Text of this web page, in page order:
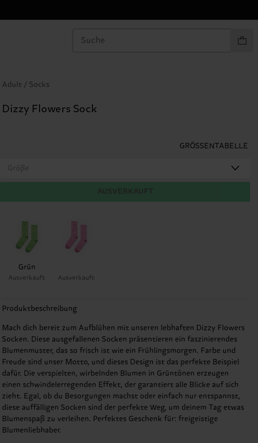
Adult / Socks
Dizzy Flowers Sock
GRÖSSENTABELLE
Größe
Grün
Ausverkauft Ausverkauft
Produktbeschreibung
Mach dich bereit zum Aufblühen mit unseren lebhaften Dizzy Flowers
Socken. Diese ausgefallenen Socken präsentieren ein faszinierendes
Blumenmuster, das so frisch ist wie ein Frühlingsmorgen. Farbe und
Freude sind unser Motto, und dieses Design ist das perfekte Beispiel
dafür. Die verspielten, wirbelnden Blumen in Grüntönen erzeugen
einen schwindelerregenden Effekt, der garantiert alle Blicke auf sich
zieht. Egal, ob du Besorgungen machst oder einfach nur entspannst,
diese auffälligen Socken sind der perfekte Weg, um deinem Tag etwas
Blumenspaß zu verleihen. Perfektes Geschenk für: freigeistige
Blumenliebhaber.